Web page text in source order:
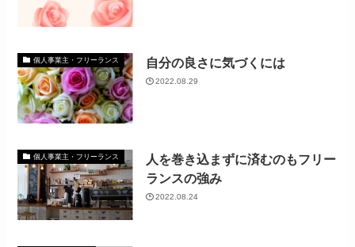
個人事業主・フリーランス 自分の良さに気づくには
2022.08.29
個人事業主・フリーランス
人を巻き込まずに済むのもフリー
ランスの強み
2022.08.24